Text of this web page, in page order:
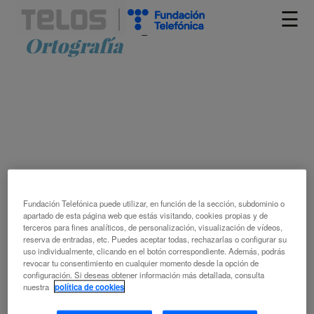
☰
Artículos etiquetados como
Ortografía
TECNOLOGÍA Y PRÁCTICA
ÁLVARO MARTÍN VALCÁRCEL
2 CIENCIA Y TECNOLOGÍA2.90 TECNOLOGÍA
DIGITAL AUTOMATIZACIÓNGRAMÁTICA MANUAL DE ESTILO
ORTOGRAFÍA
Fundación Telefónica puede utilizar, en función de la sección, subdominio o
apartado de esta página web que estás visitando, cookies propias y de
terceros para fines analíticos, de personalización, visualización de vídeos,
reserva de entradas, etc. Puedes aceptar todas, rechazarlas o configurar su
uso individualmente, clicando en el botón correspondiente. Además, podrás
revocar tu consentimiento en cualquier momento desde la opción de
configuración. Si deseas obtener información más detallada, consulta
nuestra política de cookies